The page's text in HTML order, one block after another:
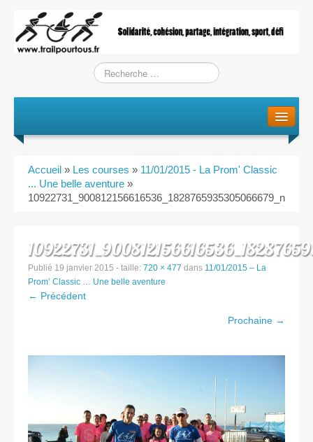
L’Association
Training / Courses
Entraînements
Rugby Riviera Fauteuil
Partenaires & remerciements
Accueil » Les courses » 11/01/2015 - La Prom' Classic
... Une belle aventure »
10922731_900812156616536_1828765935305066679_n
Publié 19 janvier 2015 - taille: 720 × 477 dans 11/01/2015 – La
Prom’ Classic … Une belle aventure
← Précédent
Prochaine →